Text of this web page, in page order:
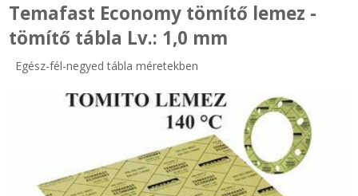
KÖTÖZŐK-JELÖLŐK-IRATTARTÓK
TÖMLŐBILINCS
LEÉRTÉKELT-MARADÉK ANYAGOK
Temafast Economy tömítő lemez -
tömítő tábla Lv.: 1,0 mm
Egész-fél-negyed tábla méretekben